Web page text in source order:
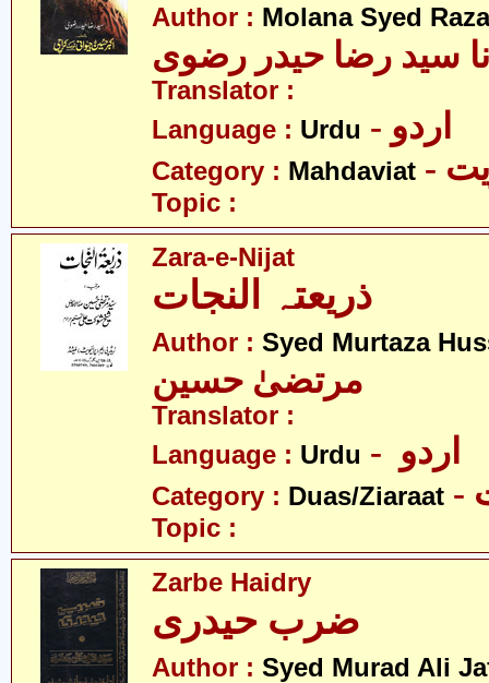
Author : Molana Syed
سید رضا حیدر رضوی
Translator :
Language : Urdu - اردو
Category : Mahdaviat
Topic :
Zara-e-Nijat
Author : Syed Murtaza
مرتضیٰ حسین
Translator :
Language : Urdu
Category : Duas/Ziaraat
Topic :
Zarbe Haidry
Author : Syed Murad Ali